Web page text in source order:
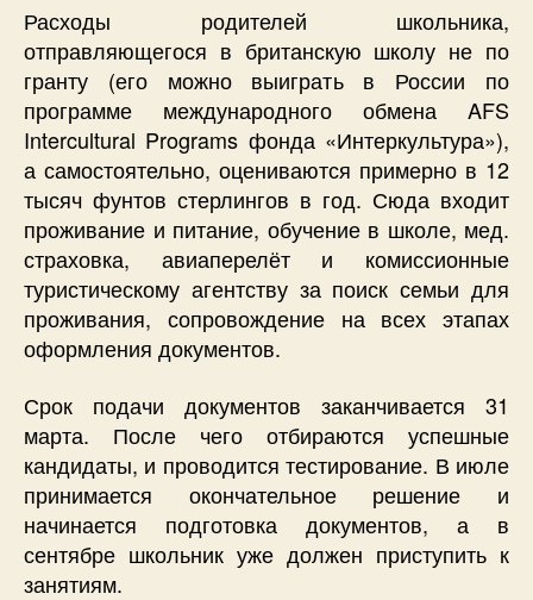
Расходы родителей школьника,
отправляющегося в британскую школу не по
гранту (его можно выиграть в России по
программе международного обмена AFS
Intercultural Programs фонда «Интеркультура»),
а самостоятельно, оцениваются примерно в 12
тысяч фунтов стерлингов в год. Сюда входит
проживание и питание, обучение в школе, мед.
страховка, авиаперелёт и комиссионные
туристическому агентству за поиск семьи для
проживания, сопровождение на всех этапах
оформления документов.
Срок подачи документов заканчивается 31
марта. После чего отбираются успешные
кандидаты, и проводится тестирование. В июле
принимается окончательное решение и
начинается подготовка документов, а в
сентябре школьник уже должен приступить к
занятиям.